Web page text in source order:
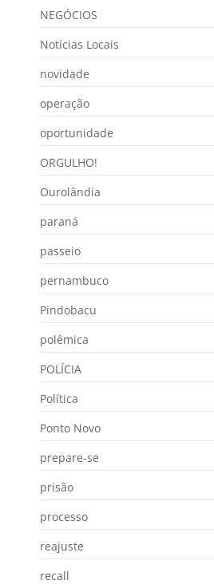
NEGÓCIOS
Notícias Locais
novidade
operação
oportunidade
ORGULHO!
Ourolândia
paraná
passeio
pernambuco
Pindobacu
polêmica
POLÍCIA
Política
Ponto Novo
prepare-se
prisão
processo
reajuste
recall